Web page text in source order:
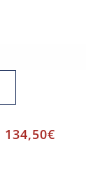
134,50€